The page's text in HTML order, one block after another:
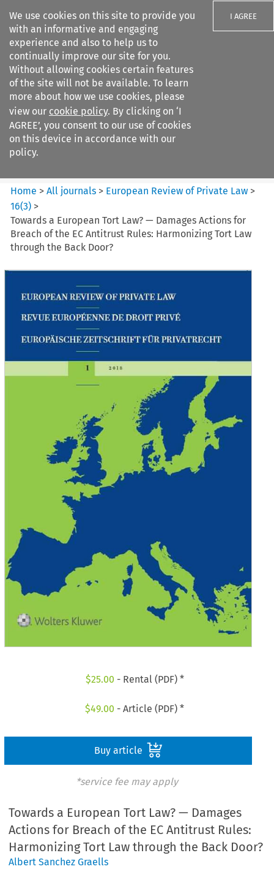
We use cookies on this site to provide you
with an informative and engaging
experience and also to help us to
continually improve our site for you.
Without allowing cookies certain features
of the site will not be available. To learn
more about how we use cookies, please
view our cookie policy. By clicking on ‘I
AGREE’, you consent to our use of cookies
on this device in accordance with our
policy.
I AGREE
Search filters
European Review of Private
Law
Home >All journals > European Review of Private Law >
16(3) >
Towards a European Tort Law? — Damages Actions for
Breach of the EC Antitrust Rules: Harmonizing Tort Law
through the Back Door?
$25.00 - Rental (PDF) *
$49.00 - Article (PDF) *
Buy article
*service fee may apply
Towards a European Tort Law? — Damages
Actions for Breach of the EC Antitrust Rules:
Harmonizing Tort Law through the Back Door?
Albert Sanchez Graells